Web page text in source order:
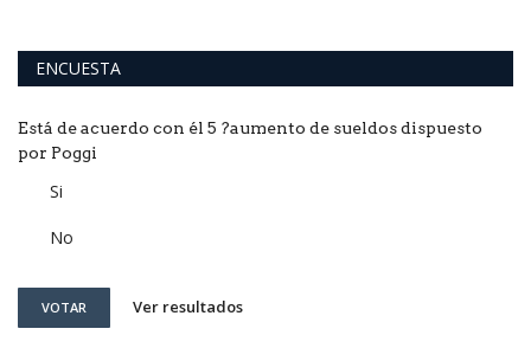
ENCUESTA
Está de acuerdo con él 5 ?aumento de sueldos dispuesto
por Poggi
Si
No
VOTAR Ver resultados